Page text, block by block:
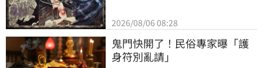
2026/08/06 08:28
鬼門快開了！民俗專家曝「護
身符別亂請」